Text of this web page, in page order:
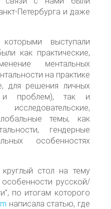
Петербурга и даже
выступали
как практические,
ментальных
на практике
для решения личных
и проблем), так и
темы, как
гендерные
особенностях
стол на тему
особенности русской/
по итогам которого
написала статью, где